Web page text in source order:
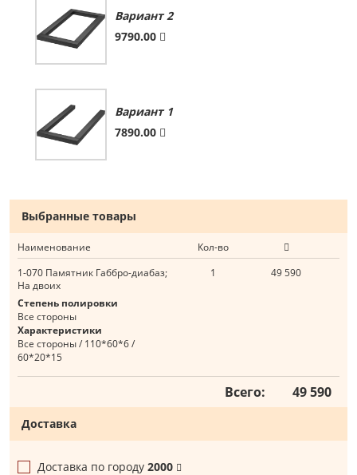
Вариант 2
9790.00
Вариант 1
7890.00
Выбранные товары
Наименование
Кол-во
1-070 Памятник Габбро-диабаз;
На двоих
1 49 590
Степень полировки
Все стороны
Характеристики
Все стороны / 110*60*6 /
60*20*15
Всего: 49 590
Доставка
Доставка по городу 2000